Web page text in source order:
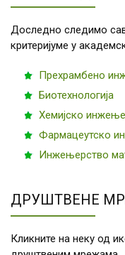
Доследно следимо
критеријуме у
Прехрамбено
Биотехнологија
Хемијско
Фармацеутско
Инжењерство
ДРУШТВЕНЕ
Кликните на неку од